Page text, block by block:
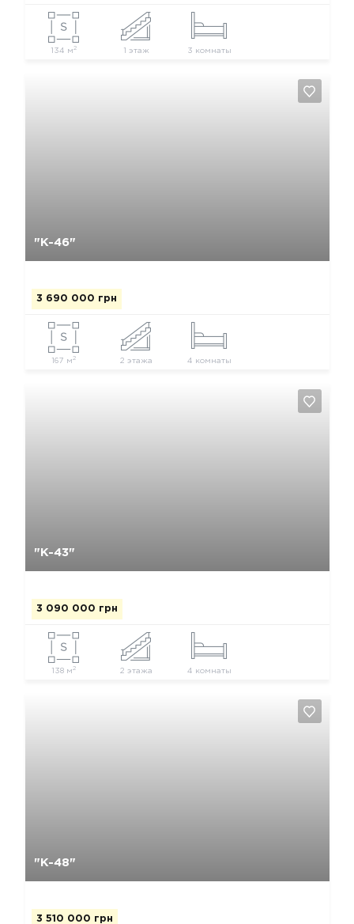
134 м2 1 этаж 3 комнаты
"К-46"
3 690 000 грн
167 м2 2 этажа 4 комнаты
"К-43"
3 090 000 грн
138 м 2 2 этажа 4 комнаты
"К-48"
3 510 000 грн